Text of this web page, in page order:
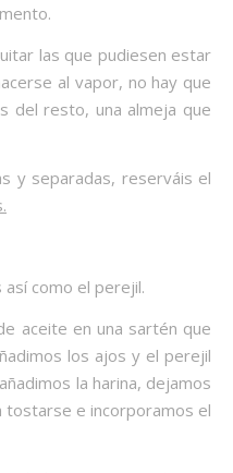
las que pudiesen estar
al vapor, no hay que
del resto, una almeja que
y separadas, reserváis el
como el perejil.
aceite en una sartén que
los ajos y el perejil
la harina, dejamos
tostarse e incorporamos el